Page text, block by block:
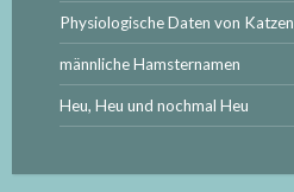
Physiologische Daten von Katzen
männliche Hamsternamen
Heu, Heu und nochmal Heu